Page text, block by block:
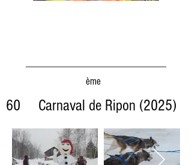
ème
60 Carnaval de Ripon (2025)